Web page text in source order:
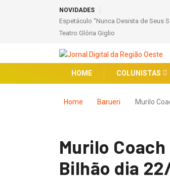
NOVIDADES
Espetáculo “Nunca Desista de Seus
Teatro Glória Giglio
HOME COLUNISTAS
Home Barueri Murilo
Murilo
Bilhão dia